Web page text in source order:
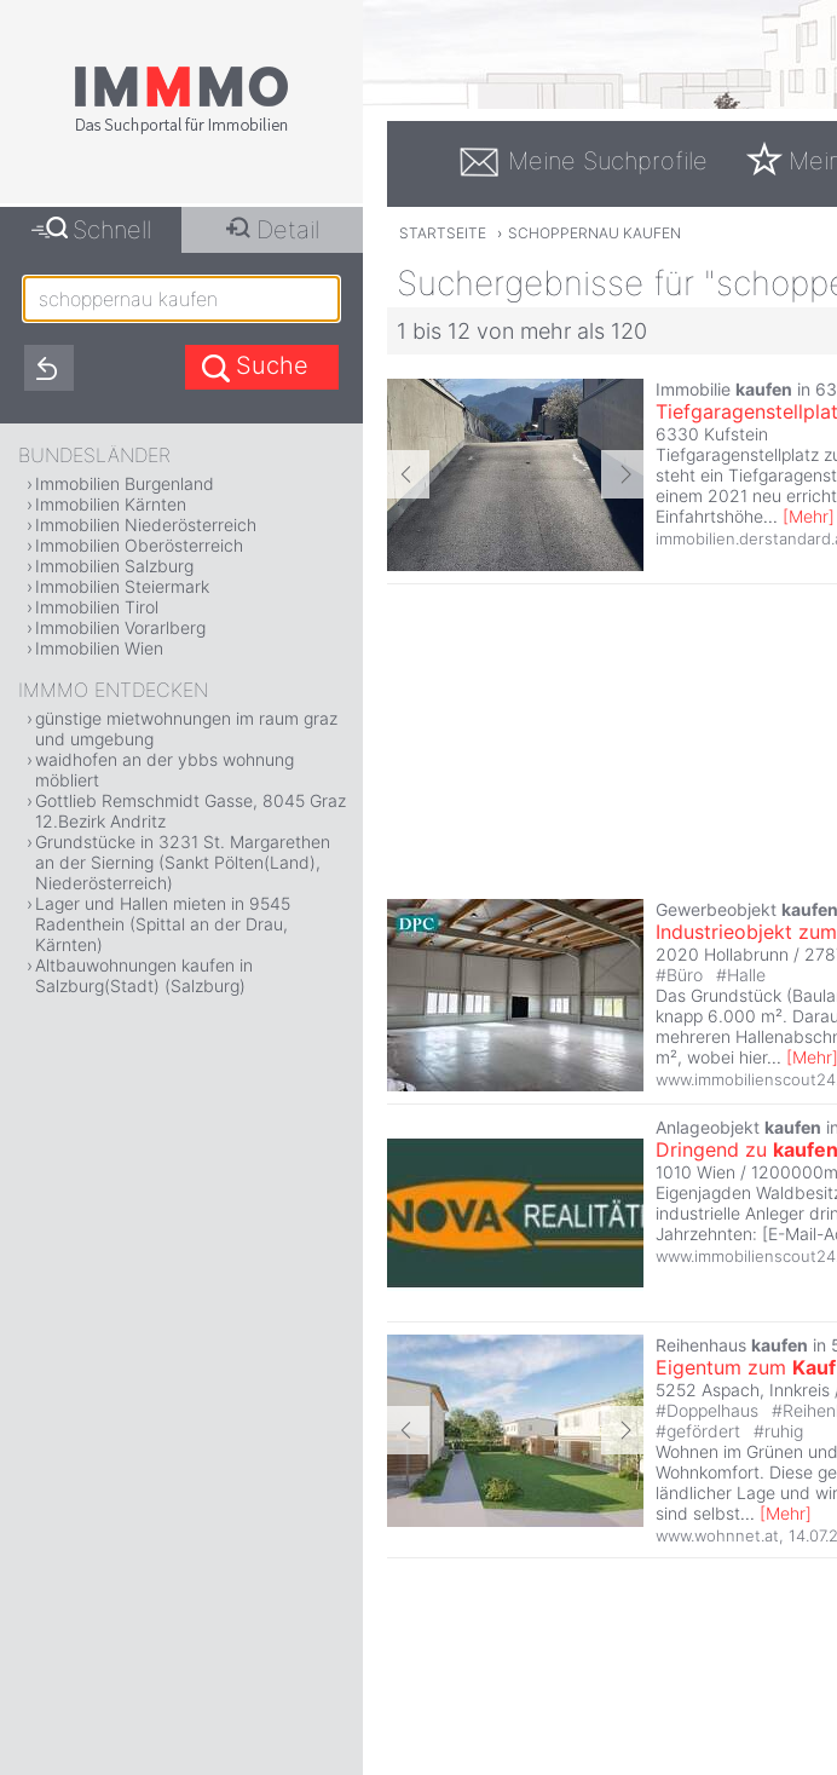
Meine Suchprofile
STARTSEITE › SCHOPPERNAU KAUFEN
Suchergebnisse für
1 bis 12 von mehr als 120
Immobilie kaufen in
6330 Kufstein
Tiefgaragenstellplatz
steht ein
einem 2021 neu
Einfahrtshöhe... [Mehr]
Gewerbeobjekt kaufen
Industrieobjekt zum
2020 Hollabrunn /
#Büro #Halle
Das Grundstück
knapp 6.000 m².
mehreren
m², wobei hier... [Mehr]
Anlageobjekt kaufen
Dringend zu kaufen
1010 Wien /
Eigenjagden
industrielle Anleger
Jahrzehnten: [E-Mail-
Reihenhaus kaufen in
Eigentum zum Kauf
5252 Aspach,
#Doppelhaus #
#gefördert #ruhig
Wohnen im Grünen
Wohnkomfort. Diese
ländlicher Lage und
sind selbst... [Mehr]
www.wohnnet.at
Schnell Detail
BUNDESLÄNDER
Immobilien Burgenland
Immobilien Kärnten
Immobilien Niederösterreich
Immobilien Oberösterreich
Immobilien Salzburg
Immobilien Steiermark
Immobilien Tirol
Immobilien Vorarlberg
Immobilien Wien
IMMMO ENTDECKEN
günstige mietwohnungen im raum graz
und umgebung
waidhofen an der ybbs wohnung
möbliert
Gottlieb Remschmidt Gasse, 8045 Graz
12.Bezirk Andritz
Grundstücke in 3231 St. Margarethen
an der Sierning (Sankt Pölten(Land),
Niederösterreich)
Lager und Hallen mieten in 9545
Radenthein (Spittal an der Drau,
Kärnten)
Altbauwohnungen kaufen in
Salzburg(Stadt) (Salzburg)